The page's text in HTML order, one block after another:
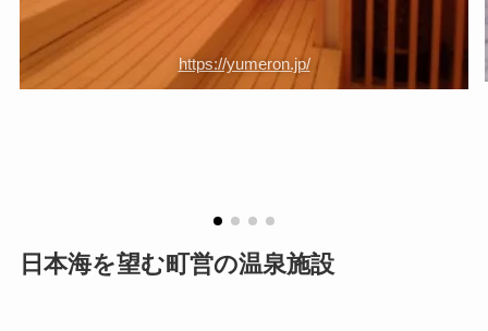
https://yumeron.jp/
日本海を望む町営の温泉施設